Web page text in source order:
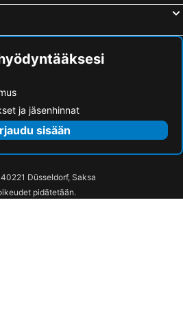
ja jäsenhinnat
sisään
Düsseldorf, Saksa
pidätetään.